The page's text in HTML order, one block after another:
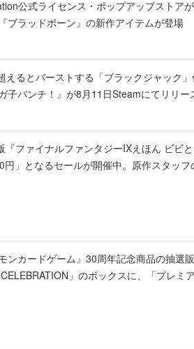
公式ライセンス・ポップアップストア
ブラッドボーン』の新作アイテムが登場
えるとバーストする「ブラックジャック
子パンチ！』が8月11日Steamにてリリー
『ファイナルファンタジーIXえほん ビビ
円」となるセールが開催中。原作スタッ
モンカードゲーム』30周年記念商品の抽選
CELEBRATION」のボックスに、「プレ